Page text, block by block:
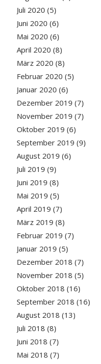
Juli 2020 (5)
Juni 2020 (6)
Mai 2020 (6)
April 2020 (8)
März 2020 (8)
Februar 2020 (5)
Januar 2020 (6)
Dezember 2019 (7)
November 2019 (7)
Oktober 2019 (6)
September 2019 (9)
August 2019 (6)
Juli 2019 (9)
Juni 2019 (8)
Mai 2019 (5)
April 2019 (7)
März 2019 (8)
Februar 2019 (7)
Januar 2019 (5)
Dezember 2018 (7)
November 2018 (5)
Oktober 2018 (16)
September 2018 (16)
August 2018 (13)
Juli 2018 (8)
Juni 2018 (7)
Mai 2018 (7)